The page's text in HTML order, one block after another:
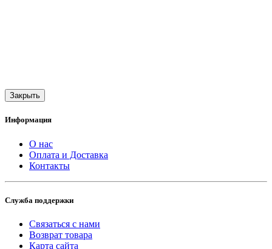
Закрыть
Информация
О нас
Оплата и Доставка
Контакты
Служба поддержки
Связаться с нами
Возврат товара
Карта сайта